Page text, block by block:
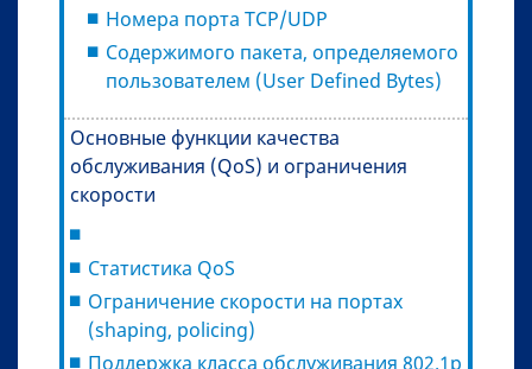
Номера порта TCP/UDP
Содержимого пакета, определяемого
пользователем (User Defined Bytes)
Основные функции качества
обслуживания (QoS) и ограничения
скорости
Статистика QoS
Ограничение скорости на портах
(shaping, policing)
Поддержка класса обслуживания 802.1p